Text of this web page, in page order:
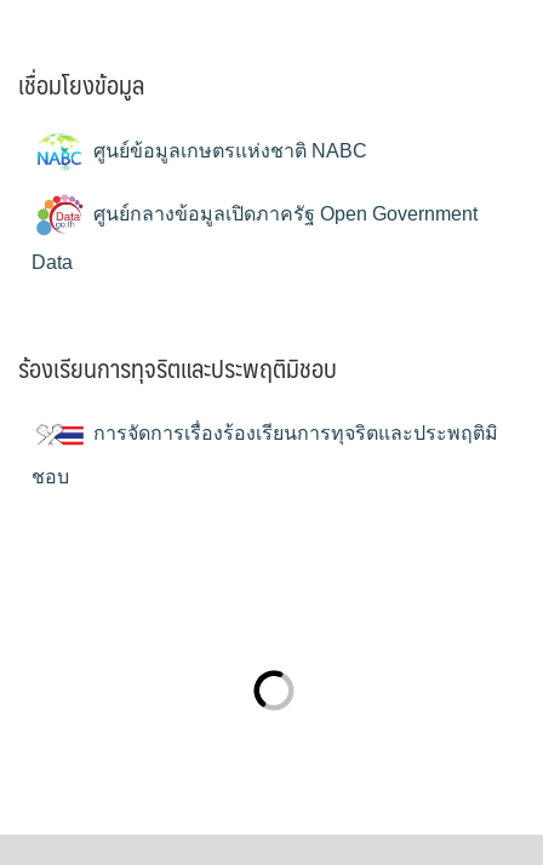
เชื่อมโยงข้อมูล
ศูนย์ข้อมูลเกษตรแห่งชาติ NABC
ศูนย์กลางข้อมูลเปิดภาครัฐ Open Government
Data
ร้องเรียนการทุจริตและประพฤติมิชอบ
การจัดการเรื่องร้องเรียนการทุจริตและประพฤติมิ
ชอบ